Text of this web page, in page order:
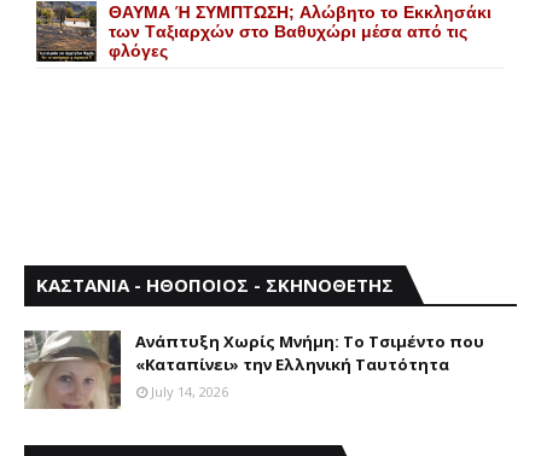
ΘΑΥΜΑ Ή ΣΥΜΠΤΩΣΗ; Aλώβητο το Eκκλησάκι
των Tαξιαρχών στο Bαθυχώρι μέσα από τις
φλόγες
ΚΑΣΤΑΝΙΑ - ΗΘΟΠΟΙΟΣ - ΣΚΗΝΟΘΕΤΗΣ
Aνάπτυξη Xωρίς Mνήμη: Το Τσιμέντο που
«Καταπίνει» την Ελληνική Ταυτότητα
July 14, 2026